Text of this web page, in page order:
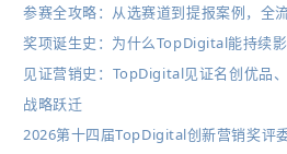
参赛全攻略：从选赛道到提报案例，全流
奖项诞生史：为什么TopDigital能持续影
见证营销史：TopDigital见证名创优品
战略跃迁
2026第十四届TopDigital创新营销奖评